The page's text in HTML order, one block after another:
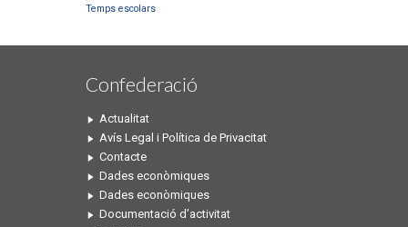
Temps escolars
Confederació
Actualitat
Avís Legal i Política de Privacitat
Contacte
Dades econòmiques
Dades econòmiques
Documentació d’activitat